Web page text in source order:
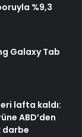
%9,3
Galaxy Tab
lafta kaldı:
ABD’den
darbe